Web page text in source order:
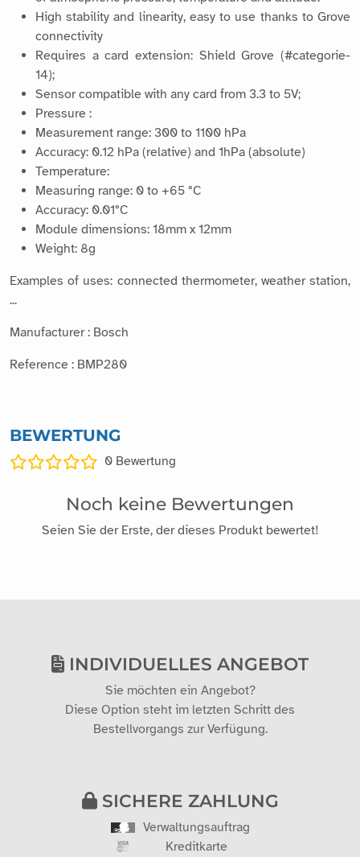
High stability and linearity, easy to use thanks to Grove
connectivity
Requires a card extension: Shield Grove (#categorie-
14);
Sensor compatible with any card from 3.3 to 5V;
Pressure :
Measurement range: 300 to 1100 hPa
Accuracy: 0.12 hPa (relative) and 1hPa (absolute)
Temperature:
Measuring range: 0 to +65 °C
Accuracy: 0.01°C
Module dimensions: 18mm x 12mm
Weight: 8g
Examples of uses: connected thermometer, weather station,
...
Manufacturer : Bosch
Reference : BMP280
BEWERTUNG
0 Bewertung
Noch keine Bewertungen
Seien Sie der Erste, der dieses Produkt bewertet!
INDIVIDUELLES ANGEBOT
Sie möchten ein Angebot?
Diese Option steht im letzten Schritt des
Bestellvorgangs zur Verfügung.
SICHERE ZAHLUNG
Verwaltungsauftrag
Kreditkarte